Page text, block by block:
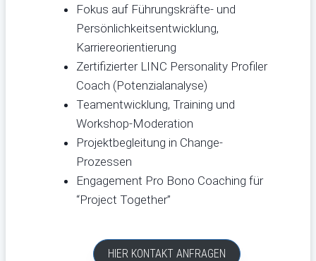
Fokus auf Führungskräfte- und
Persönlichkeitsentwicklung,
Karriereorientierung
Zertifizierter LINC Personality Profiler
Coach (Potenzialanalyse)
Teamentwicklung, Training und
Workshop-Moderation
Projektbegleitung in Change-
Prozessen
Engagement Pro Bono Coaching für
“Project Together”
HIER KONTAKT ANFRAGEN